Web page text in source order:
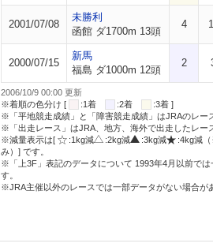
2001/07/08
未勝利
函館 ダ1700m 13頭
4
2000/07/15
新馬
福島 ダ1000m 12頭
2
2006/10/9 00:00 更新
※着順の色分け [
:1着 :2着
:3着 ]
※「平地競走成績」と「障害競走成績」はJRAのレー
※「出走レース」はJRA、地方、海外で出走したレー
※減量表示は[
:1kg減 :2kg減 :3kg減 :4kg減
み）] です。
※「上3F」表記のデータについて 1993年4月以前で
す。
※JRA主催以外のレースでは一部データがない場合が